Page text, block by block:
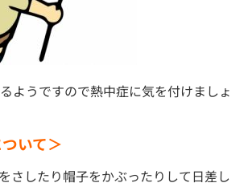
ようですので熱中症に気を付けましょ
いて＞
さしたり帽子をかぶったりして日差し